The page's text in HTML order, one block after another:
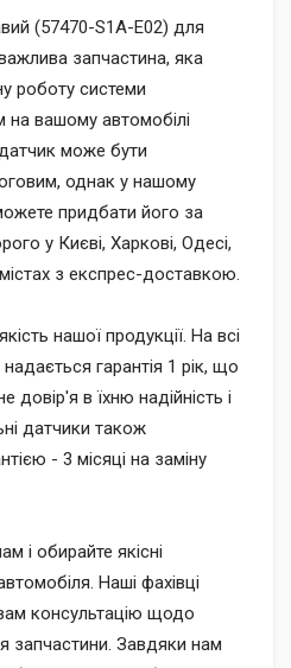
(57470-S1A-E02) для
запчастина, яка
роботу системи
на вашому автомобілі
може бути
однак у нашому
придбати його за
у Києві, Харкові, Одесі,
з експрес-доставкою.
нашої продукції. На всі
гарантія 1 рік, що
довір'я в їхню надійність і
датчики також
- 3 місяці на заміну
і обирайте якісні
Наші фахівці
консультацію щодо
запчастини. Завдяки нам